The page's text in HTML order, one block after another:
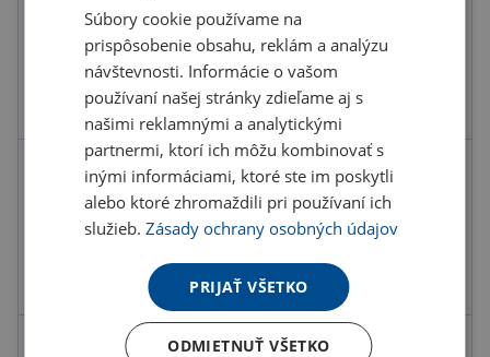
Farba
Kód produktu F5500500PD2
sivá strieborná
Súbory cookie používame na
prispôsobenie obsahu, reklám a analýzu
návštevnosti. Informácie o vašom
používaní našej stránky zdieľame aj s
našimi reklamnými a analytickými
partnermi, ktorí ich môžu kombinovať s
inými informáciami, ktoré ste im poskytli
alebo ktoré zhromaždili pri používaní ich
služieb.Zásady ochrany osobných údajov
PRIJAŤ VŠETKO
ODMIETNUŤ VŠETKO